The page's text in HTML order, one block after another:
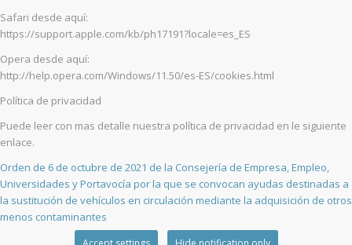
Safari desde aquí:
https://support.apple.com/kb/ph17191?locale=es_ES
Opera desde aquí:
http://help.opera.com/Windows/11.50/es-ES/cookies.html
Política de privacidad
Puede leer con mas detalle nuestra política de privacidad en le siguiente
enlace.
Orden de 6 de octubre de 2021 de la Consejería de Empresa, Empleo,
Universidades y Portavocía por la que se convocan ayudas destinadas a
la sustitución de vehículos en circulación mediante la adquisición de otros
menos contaminantes